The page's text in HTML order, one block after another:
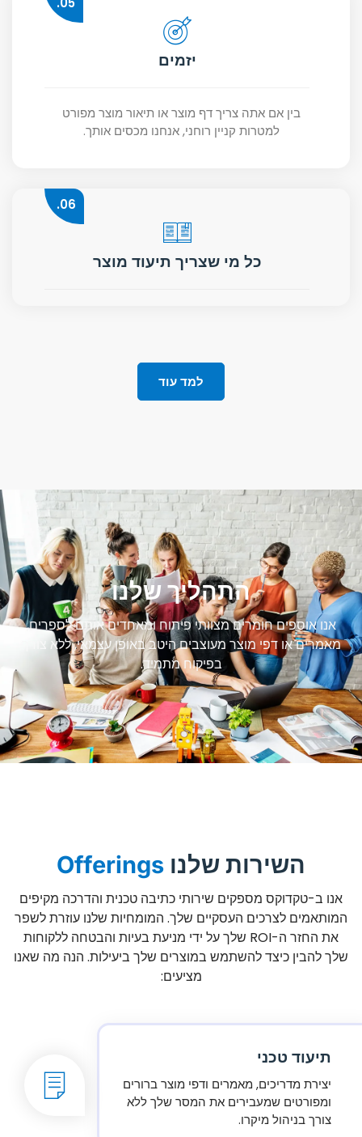
יזמים
בין אם אתה צריך דף מוצר או תיאור מוצר מפורט
למטרות קניין רוחני, אנחנו מכסים אותך.
06.
כל מי שצריך תיעוד מוצר
למד עוד
התהליך שלנו
אנו אוספים חומרים מצוותי פיתוח ומאחדים אותם לספרים,
מאמרים או דפי מוצר מעוצבים היטב באופן עצמאי, ללא צורך
בפיקוח מתמיד.
השירות שלנוOfferings
אנו ב-טקדוקס מספקים שירותי כתיבה טכנית והדרכה מקיפים
המותאמים לצרכים העסקיים שלך. המומחיות שלנו עוזרת לשפר
את החזר ה-ROI שלך על ידי מניעת בעיות והבטחה ללקוחות
שלך להבין כיצד להשתמש במוצרים שלך ביעילות. הנה מה שאנו
מציעים:
תיעוד טכני
יצירת מדריכים, מאמרים ודפי מוצר ברורים
ומפורטים שמעבירים את המסר שלך ללא
צורך בניהול מיקרו.